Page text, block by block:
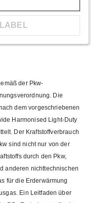
der Pkw-
Die
dem vorgeschriebenen
Harmonised Light-Duty
Der Kraftstoffverbrauch
sind nicht nur von der
durch den Pkw,
anderen nichttechnischen
für die Erderwärmung
Ein Leitfaden über